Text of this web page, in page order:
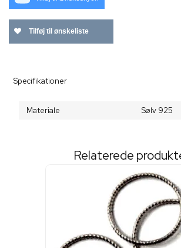
Tilføj til ønskeliste
Specifikationer
Materiale Sølv 925
Relaterede